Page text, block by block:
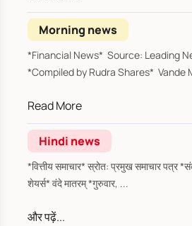
Morning news
*Financial News* Source: Leading
*Compiled by Rudra Shares* Vande
Read More
Hindi news
*वित्तीय समाचार* स्रोत: प्रमुख समाचार पत्र *संकलन: रुद्रा
शेयर्स* वंदे मातरम् *गुरुवार, ...
और पढ़ें...